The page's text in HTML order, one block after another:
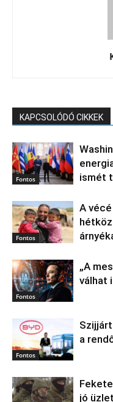
KAPCSOLÓDÓ CIKKEK
Fontos
ismét
Fontos
A
Fontos
„A
válhat
Fontos
a
jó